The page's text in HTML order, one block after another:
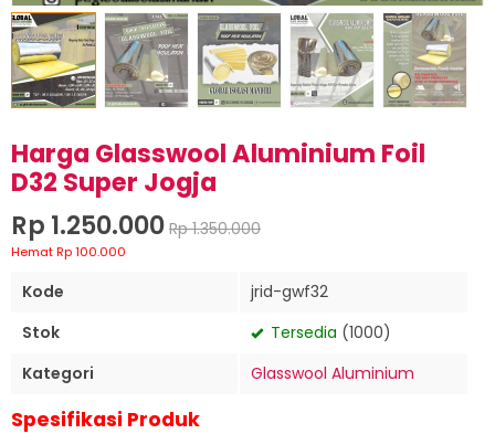
Harga Glasswool Aluminium Foil
D32 Super Jogja
Rp 1.250.000 Rp 1.350.000
Hemat Rp 100.000
Kode
jrid-gwf32
Stok
Tersedia (1000)
Kategori
Glasswool Aluminium
Spesifikasi Produk